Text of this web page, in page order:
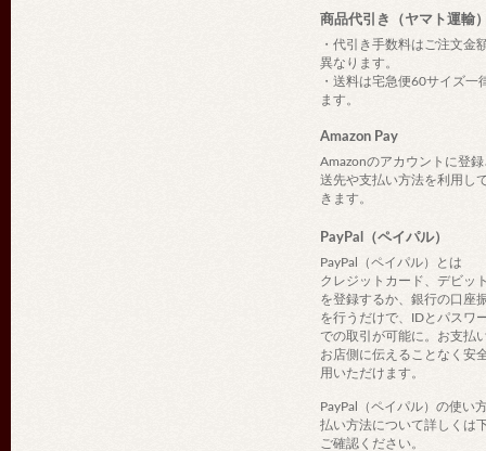
商品代引き（ヤマト運輸
・代引き手数料はご注文金
異なります。
・送料は宅急便60サイズ一
ます。
Amazon Pay
Amazonのアカウントに登
送先や支払い方法を利用し
きます。
PayPal（ペイパル）
PayPal（ペイパル）とは
クレジットカード、デビッ
を登録するか、銀行の口座
を行うだけで、IDとパスワ
での取引が可能に。お支払
お店側に伝えることなく安
用いただけます。
PayPal（ペイパル）の使い
払い方法について詳しくは
ご確認ください。